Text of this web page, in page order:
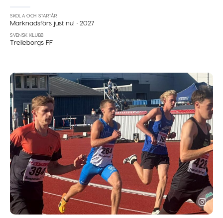
SKOLA OCH STARTÅR
Marknadsförs just nu!·2027
SVENSK KLUBB
Trelleborgs FF